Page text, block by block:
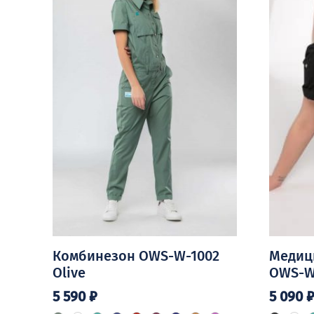
Комбинезон OWS-W-1002
Olive
5 590₽
OWS-
5 090₽